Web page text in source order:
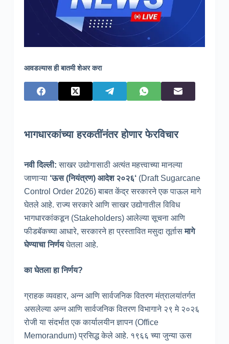
आवडल्यास ही बातमी शेअर करा
भागधारकांच्या हरकतींनंतर होणार फेरविचार
नवी दिल्ली: साखर उद्योगासाठी अत्यंत महत्त्वाच्या मानल्या
जाणाऱ्या ‘ऊस(नियंत्रण) आदेश २०२६‘(Draft Sugarcane
Control Order 2026) बाबत केंद्र सरकारने एक पाऊल मागे
घेतले आहे. राज्य सरकारे आणि साखर उद्योगातील विविध
भागधारकांकडून (Stakeholders) आलेल्या सूचना आणि
फीडबॅकच्या आधारे, सरकारने हा प्रस्तावित मसुदा तूर्तासमागे
घेण्याचा निर्णयघेतला आहे.
का घेतला हा निर्णय?
ग्राहक व्यवहार, अन्न आणि सार्वजनिक वितरण मंत्रालयांतर्गत
असलेल्या अन्न आणि सार्वजनिक वितरण विभागाने २९ मे २०२६
रोजी या संदर्भात एक कार्यालयीन ज्ञापन (Office
Memorandum) प्रसिद्ध केले आहे. १९६६ च्या जुन्या ऊस